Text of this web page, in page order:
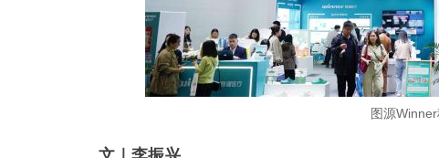
图源